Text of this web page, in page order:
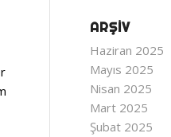
ARŞIV
Haziran 2025
Mayıs 2025
Nisan 2025
Mart 2025
Şubat 2025